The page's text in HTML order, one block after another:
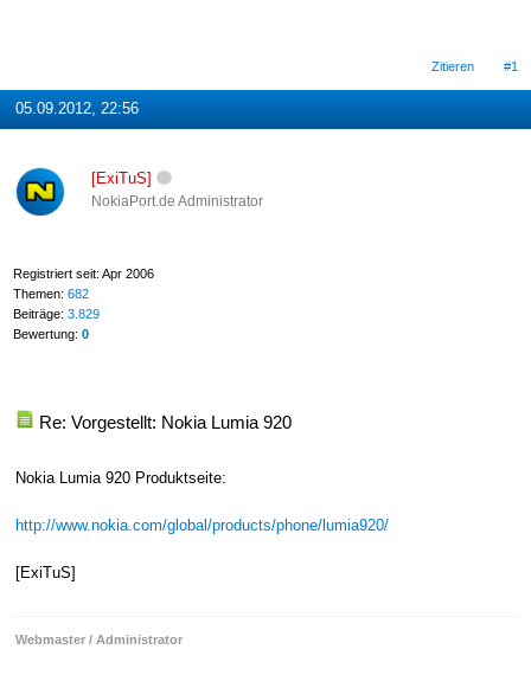
Zitieren #1
05.09.2012, 22:56
[ExiTuS]
NokiaPort.de Administrator
Registriert seit: Apr 2006
Themen: 682
Beiträge: 3.829
Bewertung: 0
Re: Vorgestellt: Nokia Lumia 920
Nokia Lumia 920 Produktseite:
http://www.nokia.com/global/products/phone/lumia920/
[ExiTuS]
Webmaster / Administrator